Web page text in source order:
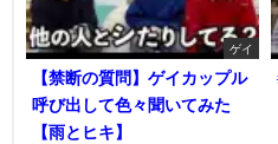
ゲイ
【禁断の質問】ゲイカップル
呼び出して色々聞いてみた
【雨とヒキ】